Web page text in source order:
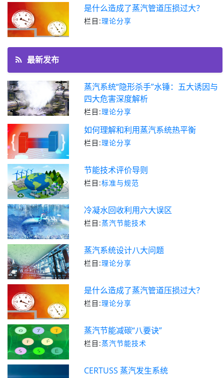
是什么造成了蒸汽管道压损过大？
栏目:理论分享
最新发布
蒸汽系统“隐形杀手”水锤：五大诱因与
四大危害深度解析
栏目:理论分享
如何理解和利用蒸汽系统热平衡
栏目:理论分享
节能技术评价导则
栏目:标准与规范
冷凝水回收利用六大误区
栏目:蒸汽节能技术
蒸汽系统设计八大问题
栏目:理论分享
是什么造成了蒸汽管道压损过大？
栏目:理论分享
蒸汽节能减碳“八要诀”
栏目:蒸汽节能技术
CERTUSS 蒸汽发生系统